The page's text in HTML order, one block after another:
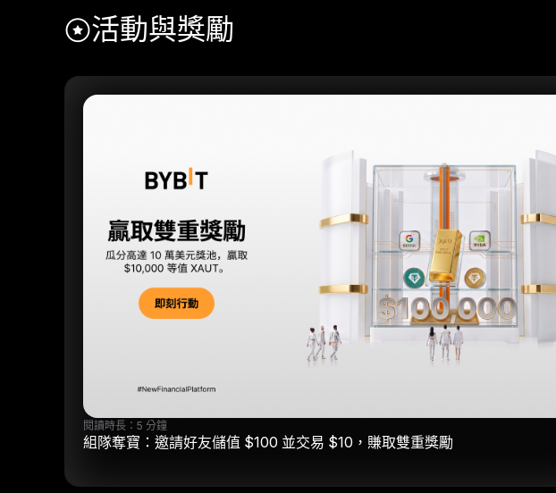
活動與獎勵
閱讀時長：5 分鐘
組隊奪寶：邀請好友儲值 $100 並交易 $10，賺取雙重獎勵